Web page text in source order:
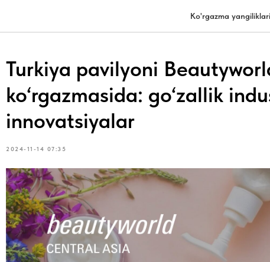
Ko'rgazma yangiliklari
Turkiya pavilyoni
ko‘rgazmasida: go‘zallik
innovatsiyalar
2024-11-14 07:35